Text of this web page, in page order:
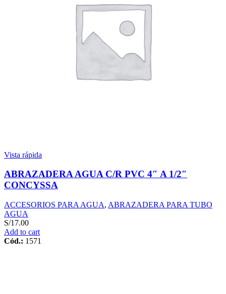
Vista rápida
ABRAZADERA AGUA C/R PVC 4″ A 1/2″
CONCYSSA
ACCESORIOS PARA AGUA, ABRAZADERA PARA TUBO
AGUA
S/17.00
Add to cart
Cód.: 1571